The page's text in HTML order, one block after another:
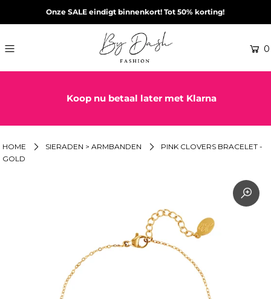
Onze SALE eindigt binnenkort! Tot 50% korting!
0
Koop nu betaal later met Klarna
HOME SIERADEN > ARMBANDEN
PINK CLOVERS BRACELET -
GOLD